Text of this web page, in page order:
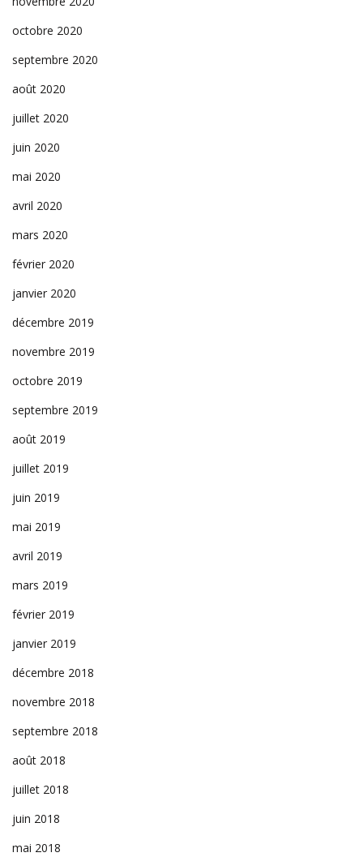
octobre 2020
septembre 2020
août 2020
juillet 2020
juin 2020
mai 2020
avril 2020
mars 2020
février 2020
janvier 2020
décembre 2019
novembre 2019
octobre 2019
septembre 2019
août 2019
juillet 2019
juin 2019
mai 2019
avril 2019
mars 2019
février 2019
janvier 2019
décembre 2018
novembre 2018
septembre 2018
août 2018
juillet 2018
juin 2018
mai 2018